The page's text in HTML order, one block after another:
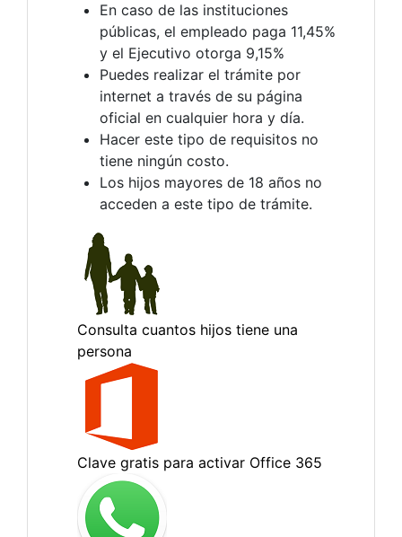
En caso de las instituciones
públicas, el empleado paga 11,45%
y el Ejecutivo otorga 9,15%
Puedes realizar el trámite por
internet a través de su página
oficial en cualquier hora y día.
Hacer este tipo de requisitos no
tiene ningún costo.
Los hijos mayores de 18 años no
acceden a este tipo de trámite.